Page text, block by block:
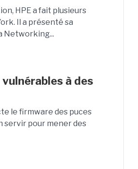
HPE a fait plusieurs
Il a présenté sa
Networking...
à des
le firmware des puces
servir pour mener des